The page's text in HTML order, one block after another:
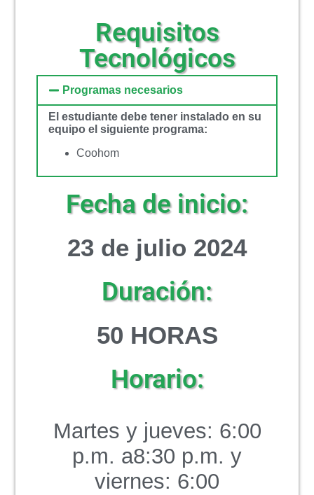
Requisitos
Tecnológicos
Programas necesarios
El estudiante debe tener instalado en su
equipo el siguiente programa:
Coohom
Fecha de inicio:
23 de julio 2024
Duración:
50 HORAS
Horario:
Martes y jueves: 6:00
p.m. a8:30 p.m. y
viernes: 6:00